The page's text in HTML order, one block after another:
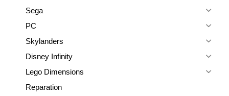
Sega
PC
Skylanders
Disney Infinity
Lego Dimensions
Reparation